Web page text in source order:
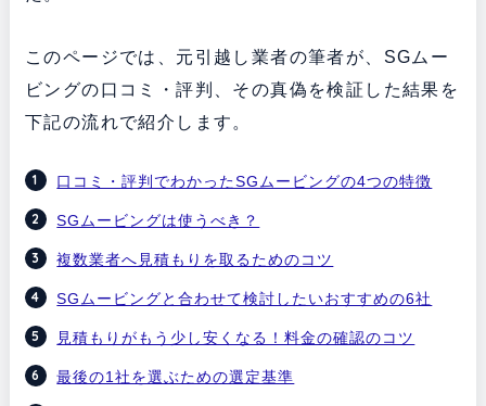
このページでは、元引越し業者の筆者が、SGムー
ビングの口コミ・評判、その真偽を検証した結果を
下記の流れで紹介します。
口コミ・評判でわかったSGムービングの4つの特徴
SGムービングは使うべき？
複数業者へ見積もりを取るためのコツ
SGムービングと合わせて検討したいおすすめの6社
見積もりがもう少し安くなる！料金の確認のコツ
最後の1社を選ぶための選定基準